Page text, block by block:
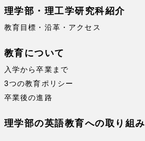
理学部・理工学研究科紹介
教育目標・沿革・アクセス
教育について
入学から卒業まで
3つの教育ポリシー
卒業後の進路
理学部の英語教育への取り組み